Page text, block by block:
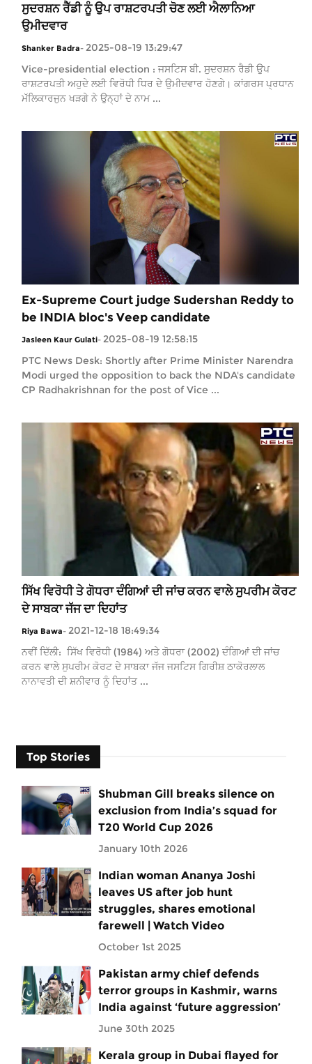
ਸੁਦਰਸ਼ਨ ਰੈੱਡੀ ਨੂੰ ਉਪ ਰਾਸ਼ਟਰਪਤੀ ਚੋਣ ਲਈ ਐਲਾਨਿਆ
ਉਮੀਦਵਾਰ
Shanker Badra- 2025-08-19 13:29:47
Vice-presidential election : ਜਸਟਿਸ ਬੀ. ਸੁਦਰਸ਼ਨ ਰੈਡੀ ਉਪ
ਰਾਸ਼ਟਰਪਤੀ ਅਹੁਦੇ ਲਈ ਵਿਰੋਧੀ ਧਿਰ ਦੇ ਉਮੀਦਵਾਰ ਹੋਣਗੇ। ਕਾਂਗਰਸ ਪ੍ਰਧਾਨ
ਮੱਲਿਕਾਰਜੁਨ ਖੜਗੇ ਨੇ ਉਨ੍ਹਾਂ ਦੇ ਨਾਮ ...
Ex-Supreme Court judge Sudershan Reddy to
be INDIA bloc's Veep candidate
Jasleen Kaur Gulati- 2025-08-19 12:58:15
PTC News Desk: Shortly after Prime Minister Narendra
Modi urged the opposition to back the NDA's candidate
CP Radhakrishnan for the post of Vice ...
ਸਿੱਖ ਵਿਰੋਧੀ ਤੇ ਗੋਧਰਾ ਦੰਗਿਆਂ ਦੀ ਜਾਂਚ ਕਰਨ ਵਾਲੇ ਸੁਪਰੀਮ ਕੋਰਟ
ਦੇ ਸਾਬਕਾ ਜੱਜ ਦਾ ਦਿਹਾਂਤ
Riya Bawa- 2021-12-18 18:49:34
ਨਵੀਂ ਦਿੱਲੀ: ਸਿੱਖ ਵਿਰੋਧੀ (1984) ਅਤੇ ਗੋਧਰਾ (2002) ਦੰਗਿਆਂ ਦੀ ਜਾਂਚ
ਕਰਨ ਵਾਲੇ ਸੁਪਰੀਮ ਕੋਰਟ ਦੇ ਸਾਬਕਾ ਜੱਜ ਜਸਟਿਸ ਗਿਰੀਸ਼ ਠਾਕੋਰਲਾਲ
ਨਾਨਾਵਤੀ ਦੀ ਸ਼ਨੀਵਾਰ ਨੂੰ ਦਿਹਾਂਤ ...
Top Stories
Shubman Gill breaks silence on
exclusion from India’s squad for
T20 World Cup 2026
January 10th 2026
Indian woman Ananya Joshi
leaves US after job hunt
struggles, shares emotional
farewell | Watch Video
October 1st 2025
Pakistan army chief defends
terror groups in Kashmir, warns
India against ‘future aggression’
June 30th 2025
Kerala group in Dubai flayed for